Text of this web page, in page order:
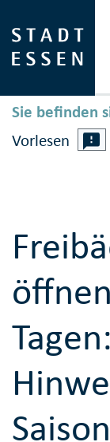
Sie befinden
Vorlesen